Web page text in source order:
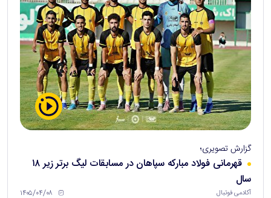
گزارش تصویری؛
قهرمانی فولاد مبارکه سپاهان در مسابقات لیگ برتر زیر ۱۸
سال
آکادمی فوتبال ۱۴۰۵/۰۴/۰۸